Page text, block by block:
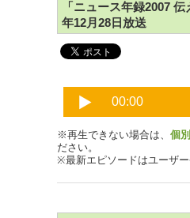
「ニュース年録2007
年12月28日放送
※再生できない場合は、 個
ださい。
※最新エピソードはユーザ